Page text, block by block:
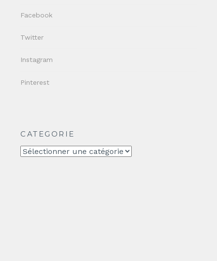
Facebook
Twitter
Instagram
Pinterest
CATEGORIE
CATEGORIE